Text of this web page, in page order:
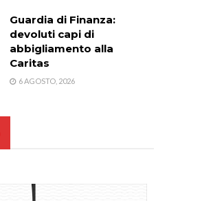
Guardia di Finanza:
devoluti capi di
abbigliamento alla
Caritas
6 AGOSTO, 2026